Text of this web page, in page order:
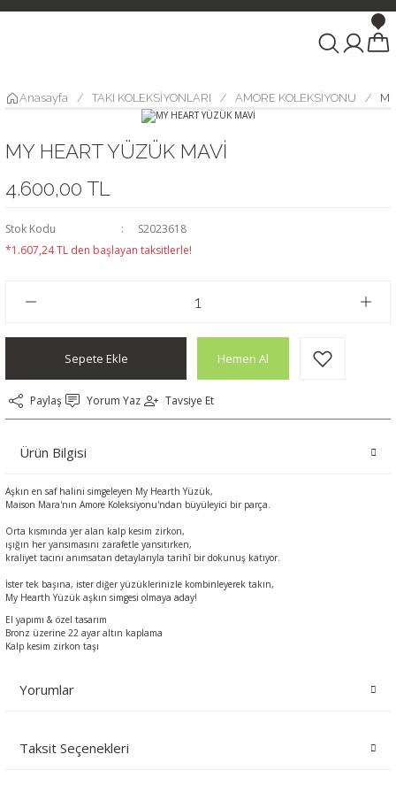
Anasayfa TAKI KOLEKSİYONLARI AMORE KOLEKSİYONU
MY HEART YÜZÜK MAVİ
4.600,00 TL
Stok Kodu
S2023618
*1.607,24 TL den başlayan taksitlerle!
Sepete Ekle Hemen Al
Yorum Yaz Tavsiye Et
Paylaş
Ürün Bilgisi
Aşkın en saf halini simgeleyen My Hearth Yüzük,
Maison Mara'nın Amore Koleksiyonu'ndan büyüleyici bir parça.
Orta kısmında yer alan kalp kesim zirkon,
ışığın her yansımasını zarafetle yansıtırken,
kraliyet tacını anımsatan detaylarıyla tarihî bir dokunuş katıyor.
İster tek başına, ister diğer yüzüklerinizle kombinleyerek takın,
My Hearth Yüzük aşkın simgesi olmaya aday!
El yapımı & özel tasarım
Bronz üzerine 22 ayar altın kaplama
Kalp kesim zirkon taşı
Yorumlar
Bu ürüne ilk yorumu siz yapın!
Taksit Seçenekleri